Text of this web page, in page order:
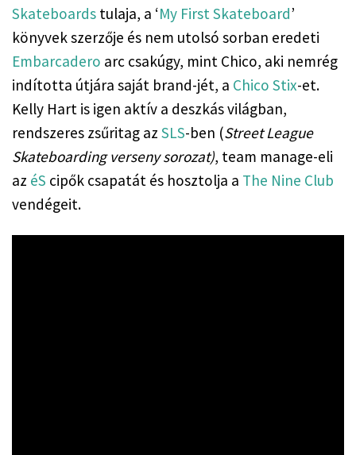
Skateboards tulaja, a ‘My First Skateboard’
Embarcadero arc csakúgy, mint Chico, aki nemrég
indította útjára saját brand-jét, a Chico Stix-et.
Kelly Hart is igen aktív a deszkás világban,
rendszeres zsűritag az SLS-ben (Street League
Skateboarding verseny sorozat), team manage-eli
az éS cipők csapatát és hosztolja a The Nine Club
vendégeit.